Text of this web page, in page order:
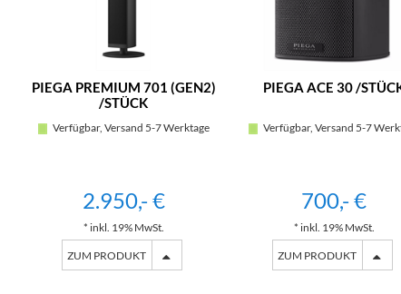
PIEGA PREMIUM 701 (GEN2)
/STÜCK
Verfügbar, Versand 5-7 Werktage
2.950,- €
* inkl. 19% MwSt.
ZUM PRODUKT
PIEGA ACE 30 /
Verfügbar, Versand 5-7
700,- €
* inkl. 19% MwSt.
ZUM PRODUKT